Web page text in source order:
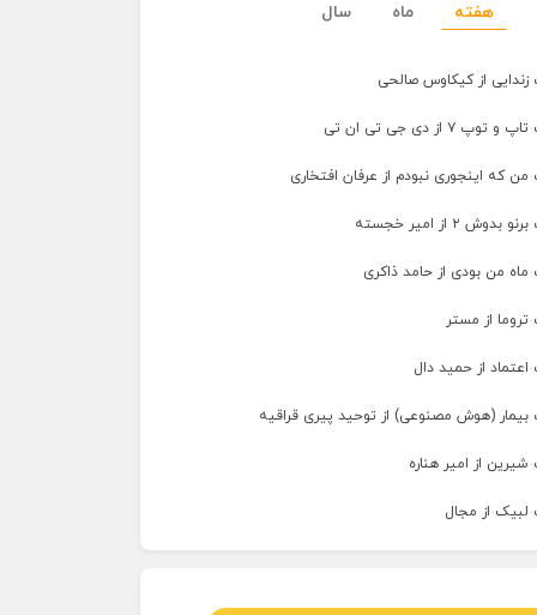
هفته ماه سال
زندایی از کیکاوس صالحی
۷ از دی جی تی ان تی
من که اینجوری نبودم از عرفان افتخاری
۲ از امیر خجسته
ماه من بودی از حامد ذاکری
تروما از مستر
اعتماد از حمید دال
بیمار (هوش مصنوعی) از توحید پیری قراقیه
شیرین از امیر هناره
لبیک از مجال